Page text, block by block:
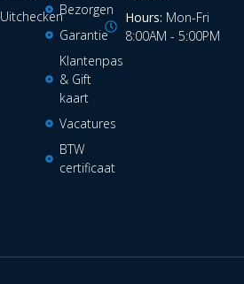
Bezorgen
Garantie
Klantenpas
& Gift
kaart
Vacatures
BTW
certificaat
Uitchecken
Hours: Mon-Fri
8:00AM - 5:00PM